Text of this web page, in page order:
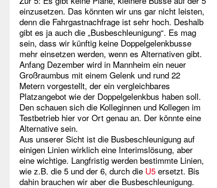
einzusetzen. Das könnten wir uns gar nicht leisten,
denn die Fahrgastnachfrage ist sehr hoch. Deshalb
gibt es ja auch die „Busbeschleunigung“. Es mag
sein, dass wir künftig keine Doppelgelenkbusse
mehr einsetzen werden, wenn es Alternativen gibt.
Anfang Dezember wird in Mannheim ein neuer
Großraumbus mit einem Gelenk und rund 22
Metern vorgestellt, der ein vergleichbares
Platzangebot wie der Doppelgelenkbus haben soll.
Den schauen sich die Kolleginnen und Kollegen im
Testbetrieb hier vor Ort genau an. Der könnte eine
Alternative sein.
Aus unserer Sicht ist die Busbeschleunigung auf
einigen Linien wirklich eine Interimslösung, aber
eine wichtige. Langfristig werden bestimmte Linien,
wie z.B. die 5 und der 6, durch die U5 ersetzt. Bis
dahin brauchen wir aber die Busbeschleunigung.